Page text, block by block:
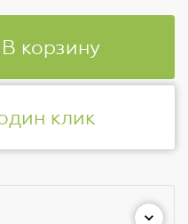
В корзину
клик